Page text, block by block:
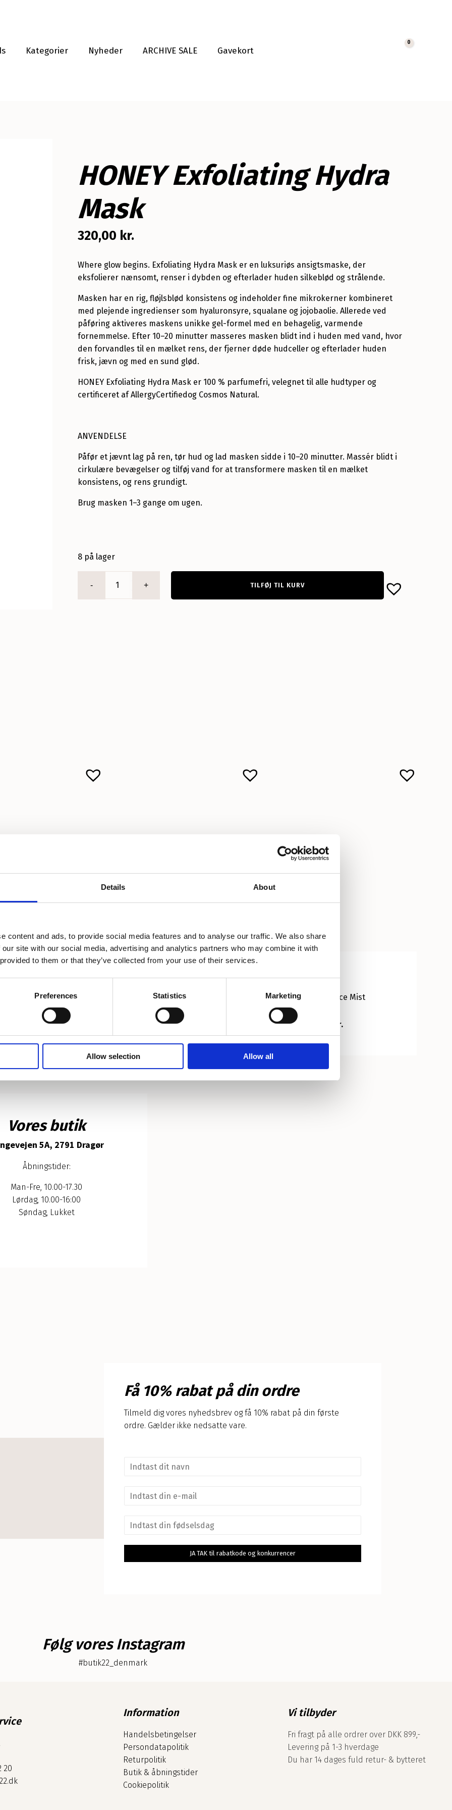
Details About
content and ads, to provide social media features and to analyse our traffic. We also share
site with our social media, advertising and analytics partners who may combine it with
to them or that they’ve collected from your use of their services.
Preferences Statistics Marketing
Allow selection Allow all
Kategorier Nyheder ARCHIVE SALE Gavekort
0
HONEY Exfoliating Hydra
Mask
320,00 kr.
Where glow begins. Exfoliating Hydra Mask er en luksuriøs ansigtsmaske, der
eksfolierer nænsomt, renser i dybden og efterlader huden silkeblød og strålende.
Masken har en rig, fløjlsblød konsistens og indeholder fine mikrokerner kombineret
med plejende ingredienser som hyaluronsyre, squalane og jojobaolie. Allerede ved
påføring aktiveres maskens unikke gel-formel med en behagelig, varmende
fornemmelse. Efter 10–20 minutter masseres masken blidt ind i huden med vand, hvor
den forvandles til en mælket rens, der fjerner døde hudceller og efterlader huden
frisk, jævn og med en sund glød.
HONEY Exfoliating Hydra Mask er 100 % parfumefri, velegnet til alle hudtyper og
certificeret af AllergyCertifiedog Cosmos Natural.
ANVENDELSE
Påfør et jævnt lag på ren, tør hud og lad masken sidde i 10–20 minutter. Massér blidt i
cirkulære bevægelser og tilføj vand for at transformere masken til en mælket
konsistens, og rens grundigt.
Brug masken 1–3 gange om ugen.
8 på lager
Exfoliating
Hydra
TILFØJ TIL KURV
Hands
Honey
HONEY Body Oil
340,00 kr.
Honey
Honey Face Mist
300,00 kr.
Vores butik
5A, 2791 Dragør
Åbningstider:
Man-Fre, 10.00-17.30
Lørdag, 10.00-16:00
Søndag, Lukket
Få 10% rabat på din ordre
Tilmeld dig vores nyhedsbrev og få 10% rabat på din første
ordre. Gælder ikke nedsatte vare.
e
JA TAK til rabatkode og konkurrencer
Følg vores Instagram
#butik22_denmark
20
Information
Handelsbetingelser
Persondatapolitik
Returpolitik
Butik & åbningstider
Cookiepolitik
Vi tilbyder
Fri fragt på alle ordrer over DKK 899,-
Levering på 1-3 hverdage
Du har 14 dages fuld retur- & bytteret